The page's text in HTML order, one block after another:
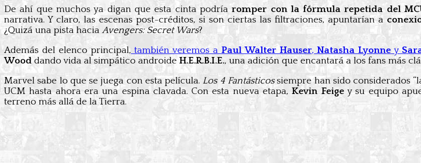
De ahí que muchos ya digan que esta cinta podríaromper con la fórmula repetida del
narrativa. Y claro, las escenas post-créditos, si son ciertas las filtraciones, apuntarían a
¿Quizá una pista haciaAvengers: Secret Wars?
Además del elenco principal, también veremos a Paul Walter Hauser,Natasha Lyonne y
Wood dando vida al simpático androide H.E.R.B.I.E., una adición que encantará a los fans más
Marvel sabe lo que se juega con esta película. Los 4 Fantásticossiempre han sido considerados
UCM hasta ahora era una espina clavada. Con esta nueva etapa,Kevin Feigey su equipo
terreno más allá de la Tierra.